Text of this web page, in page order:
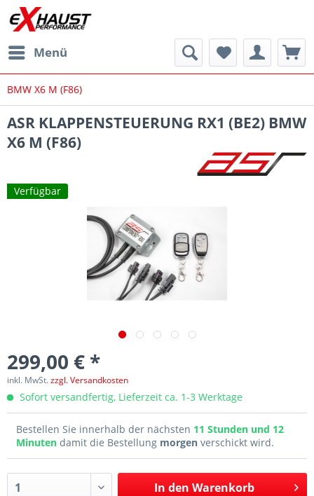
Menü
BMW X6 M (F86)
ASR KLAPPENSTEUERUNG RX1 (BE2) BMW
X6 M (F86)
Verfügbar
299,00 € *
inkl. MwSt.zzgl. Versandkosten
Sofort versandfertig, Lieferzeit ca. 1-3 Werktage
Bestellen Sie innerhalb der nächsten 11 Stunden und 12
Minuten damit die Bestellung morgen verschickt wird.
In den Warenkorb